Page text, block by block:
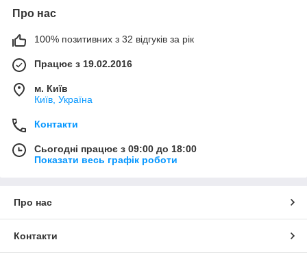
Про нас
100% позитивних з 32 відгуків за рік
Працює з 19.02.2016
м. Київ
Київ, Україна
Контакти
Сьогодні працює з 09:00 до 18:00
Показати весь графік роботи
Про нас
Контакти